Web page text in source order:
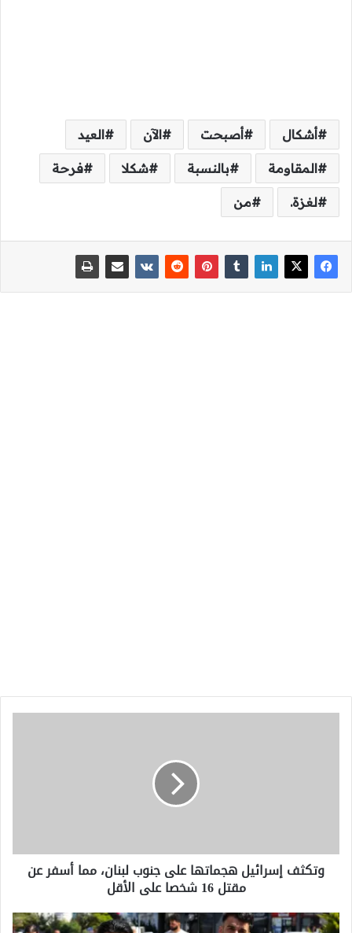
أشكال أصبحت الآن العيد
المقاومة بالنسبة شكلا فرحة
لغزة. من
عن
مقتل
على
وتكثف إسرائيل هجماتها على جنوب لبنان، مما أسفر عن
مقتل 16 شخصا على الأقل
وتقول